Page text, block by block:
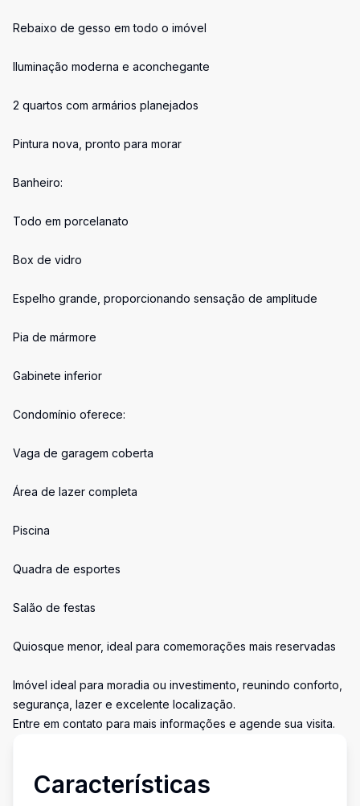
Rebaixo de gesso em todo o imóvel
Iluminação moderna e aconchegante
2 quartos com armários planejados
Pintura nova, pronto para morar
Banheiro:
Todo em porcelanato
Box de vidro
Espelho grande, proporcionando sensação de amplitude
Pia de mármore
Gabinete inferior
Condomínio oferece:
Vaga de garagem coberta
Área de lazer completa
Piscina
Quadra de esportes
Salão de festas
Quiosque menor, ideal para comemorações mais reservadas
Imóvel ideal para moradia ou investimento, reunindo conforto,
segurança, lazer e excelente localização.
Entre em contato para mais informações e agende sua visita.
Características